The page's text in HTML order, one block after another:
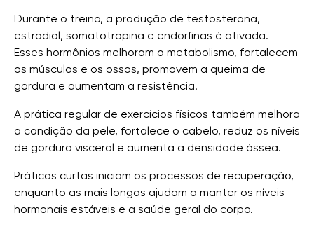
Durante o treino, a produção de testosterona,
estradiol, somatotropina e endorfinas é ativada.
Esses hormônios melhoram o metabolismo, fortalecem
os músculos e os ossos, promovem a queima de
gordura e aumentam a resistência.
A prática regular de exercícios físicos também melhora
a condição da pele, fortalece o cabelo, reduz os níveis
de gordura visceral e aumenta a densidade óssea.
Práticas curtas iniciam os processos de recuperação,
enquanto as mais longas ajudam a manter os níveis
hormonais estáveis ​​e a saúde geral do corpo.